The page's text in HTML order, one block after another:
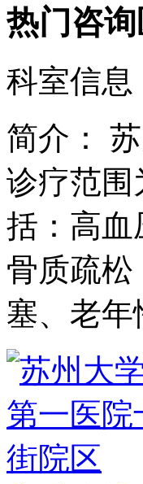
热门咨
科室信息
简介：
诊疗范围
括：高血
骨质疏
塞、老